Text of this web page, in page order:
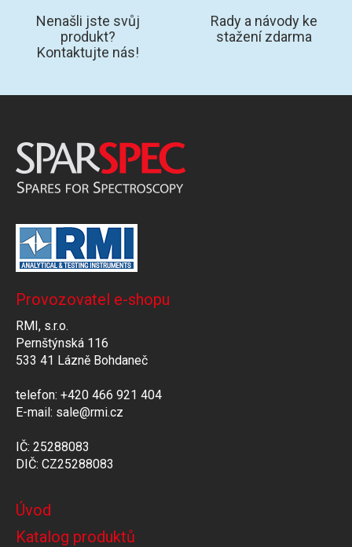
Nenašli jste svůj
produkt?
Kontaktujte nás!
Rady a návody ke
stažení zdarma
Provozovatel e-shopu
RMI, s.r.o.
Pernštýnská 116
533 41 Lázně Bohdaneč
telefon: +420 466 921 404
E-mail: sale@rmi.cz
IČ: 25288083
DIČ: CZ25288083
Úvod
Katalog produktů